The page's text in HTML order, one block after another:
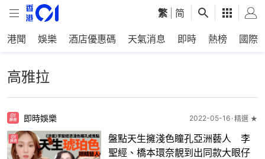
繁 简
港聞 娛樂 酒店優惠碼 天氣消息 即時 熱榜 國際
高雅拉
即時娛樂 2022-05-16 精選 ★
盤點天生擁淺色瞳孔亞洲藝人 李
聖經、橋本環奈靚到出同款大眼仔